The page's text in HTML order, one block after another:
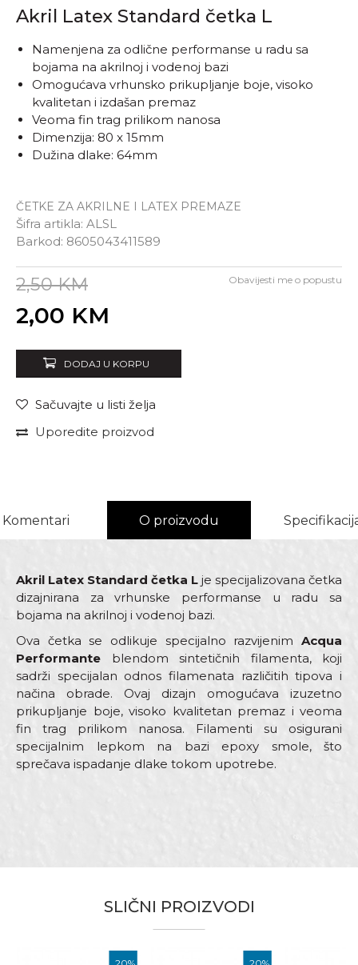
Akril Latex Standard četka L
ČETKE ZA AKRILNE I LATEX PREMAZE
Šifra artikla: ALSL
Barkod: 8605043411589
Namenjena za odlične performanse u radu sa
bojama na akrilnoj i vodenoj bazi
Omogućava vrhunsko prikupljanje boje, visoko
kvalitetan i izdašan premaz
Veoma fin trag prilikom nanosa
Dimenzija: 80 x 15mm
Dužina dlake: 64mm
2,50 KM
2,00 KM
Obavijesti me o popustu
DODAJ U KORPU
Sačuvajte u listi želja
Uporedite proizvod
Komentari O proizvodu
Akril Latex Standard četka L je specijalizovana četka
dizajnirana za vrhunske performanse u radu sa
bojama na akrilnoj i vodenoj bazi.
Ova četka se odlikuje specijalno razvijenim Acqua
Performante blendom sintetičnih filamenta, koji
sadrži specijalan odnos filamenata različitih tipova i
načina obrade. Ovaj dizajn omogućava izuzetno
prikupljanje boje, visoko kvalitetan premaz i veoma
fin trag prilikom nanosa. Filamenti su osigurani
specijalnim lepkom na bazi epoxy smole, što
sprečava ispadanje dlake tokom upotrebe.
Kategorija
Četke za akrilne i latex premaze
Plava
Beorol
80 x 15mm
SLIČNI PROIZVODI